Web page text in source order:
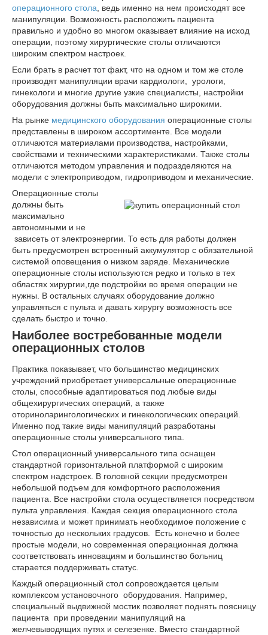
операционного стола , ведь именно на нем происходят все
манипуляции. Возможность расположить пациента
правильно и удобно во многом оказывает влияние на исход
операции, поэтому хирургические столы отличаются
широким спектром настроек.
Если брать в расчет тот факт, что на одном и том же столе
производят манипуляции врачи кардиологи, урологи,
гинекологи и многие другие узкие специалисты, настройки
оборудования должны быть максимально широкими.
На рынке медицинского оборудования операционные столы
представлены в широком ассортименте. Все модели
отличаются материалами производства, настройками,
свойствами и техническими характеристиками. Также столы
отличаются методом управления и подразделяются на
модели с электроприводом, гидроприводом и механические.
Операционные столы
должны быть
максимально
автономными и не
зависеть от электроэнергии. То есть для работы должен
быть предусмотрен встроенный аккумулятор с обязательной
системой оповещения о низком заряде. Механические
операционные столы используются редко и только в тех
областях хирургии,где подстройки во время операции не
нужны. В остальных случаях оборудование должно
управляться с пульта и давать хирургу возможность все
сделать быстро и точно.
Наиболее востребованные модели
операционных столов
Практика показывает, что большинство медицинских
учреждений приобретает универсальные операционные
столы, способные адаптироваться под любые виды
общехирургических операций, а также
оториноларингологических и гинекологических операций.
Именно под такие виды манипуляций разработаны
операционные столы универсального типа.
Стол операционный универсального типа оснащен
стандартной горизонтальной платформой с широким
спектром надстроек. В головной секции предусмотрен
небольшой подъем для комфортного расположения
пациента. Все настройки стола осуществляется посредством
пульта управления. Каждая секция операционного стола
независима и может принимать необходимое положение с
точностью до нескольких градусов. Есть конечно и более
простые модели, но современная операционная должна
соответствовать инновациям и большинство больниц
старается поддерживать статус.
Каждый операционный стол сопровождается целым
комплексом установочного оборудования. Например,
специальный выдвижной мостик позволяет поднять поясницу
пациента при проведении манипуляций на
желчевыводящих путях и селезенке. Вместо стандартной